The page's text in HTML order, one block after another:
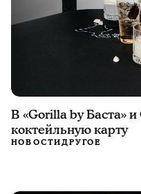
В «Gorilla by Баста»
коктейльную карту
НОВОСТИДРУГОЕ